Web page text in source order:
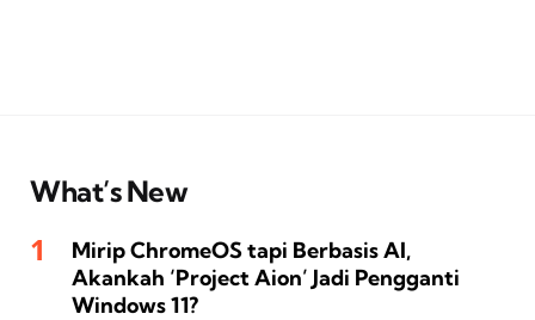
What’s New
Mirip ChromeOS tapi Berbasis AI,
Akankah ‘Project Aion’ Jadi Pengganti
Windows 11?